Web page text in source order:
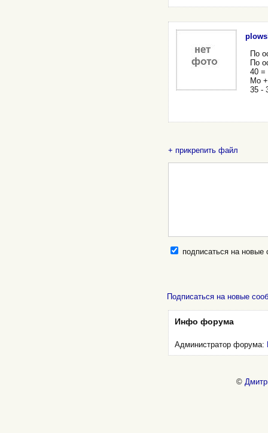
По
По
40 =
Mo
35 -
+ прикрепить файл
подписаться на
Подписаться на новые
Инфо форума
Администратор форума:
©